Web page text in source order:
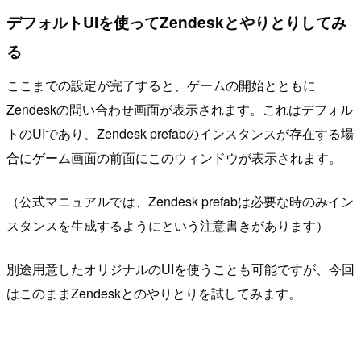
デフォルトUIを使ってZendeskとやりとりしてみ
る
ここまでの設定が完了すると、ゲームの開始とともに
Zendeskの問い合わせ画面が表示されます。これはデフォル
トのUIであり、Zendesk prefabのインスタンスが存在する場
合にゲーム画面の前面にこのウィンドウが表示されます。
（公式マニュアルでは、Zendesk prefabは必要な時のみイン
スタンスを生成するようにという注意書きがあります）
別途用意したオリジナルのUIを使うことも可能ですが、今回
はこのままZendeskとのやりとりを試してみます。